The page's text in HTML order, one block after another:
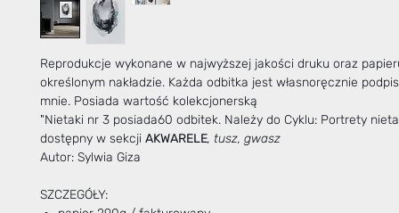
Reprodukcje wykonane w najwyższej jakości druku oraz
określonym nakładzie. Każda odbitka jest własnoręcznie
mnie. Posiada wartość kolekcjonerską
"Nietaki nr 3 posiada60 odbitek. Należy do Cyklu: Portrety
dostępny w sekcji AKWARELE, tusz, gwasz
Autor: Sylwia Giza
SZCZEGÓŁY: